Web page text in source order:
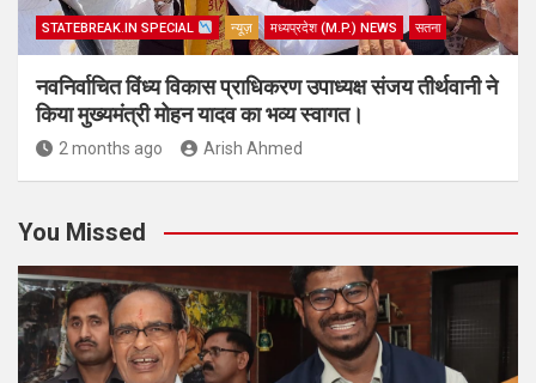
STATEBREAK.IN SPECIAL न्यूज़ मध्यप्रदेश (M.P.) NEWS सतना
नवनिर्वाचित विंध्य विकास प्राधिकरण उपाध्यक्ष संजय तीर्थवानी ने
किया मुख्यमंत्री मोहन यादव का भव्य स्वागत।
2 months ago Arish Ahmed
You Missed